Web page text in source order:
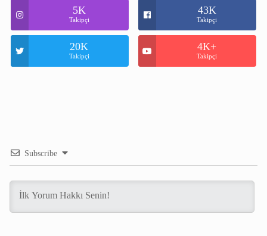
5K
Takipçi
43K
Takipçi
20K
Takipçi
4K+
Takipçi
Subscribe